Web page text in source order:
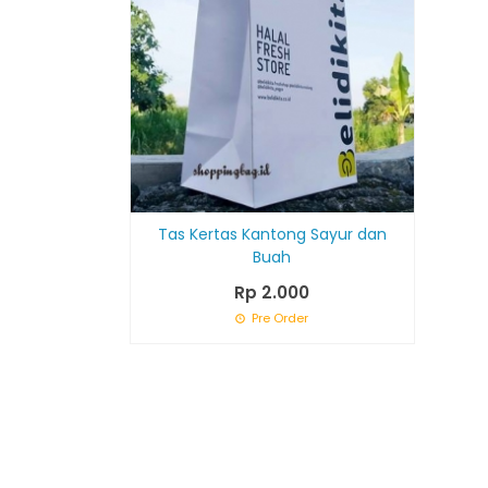
Tas Kertas Kantong Sayur dan
Buah
Rp 2.000
Pre Order